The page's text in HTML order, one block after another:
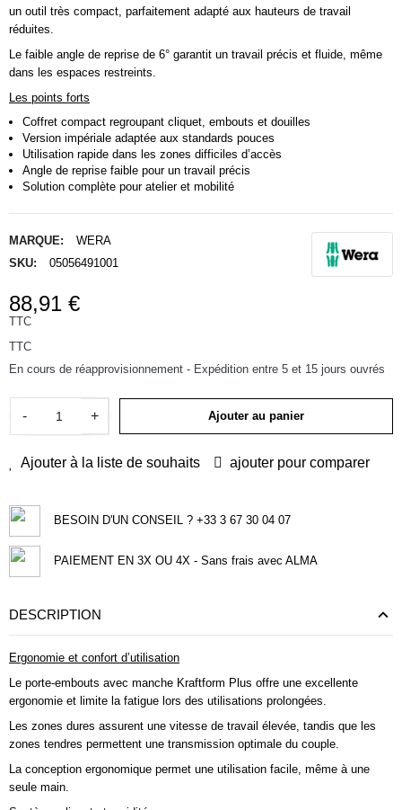
un outil très compact, parfaitement adapté aux hauteurs de travail
réduites.
Le faible angle de reprise de 6° garantit un travail précis et fluide, même
dans les espaces restreints.
Les points forts
Coffret compact regroupant cliquet, embouts et douilles
Version impériale adaptée aux standards pouces
Utilisation rapide dans les zones difficiles d’accès
Angle de reprise faible pour un travail précis
Solution complète pour atelier et mobilité
MARQUE:
WERA
SKU:
05056491001
88,91 €
TTC
TTC
En cours de réapprovisionnement - Expédition entre 5 et 15 jours ouvrés
- + Ajouter au panier
Ajouter à la liste de souhaits ajouter pour comparer
BESOIN D'UN CONSEIL ? +33 3 67 30 04 07
PAIEMENT EN 3X OU 4X - Sans frais avec ALMA
DESCRIPTION
Ergonomie et confort d’utilisation
Le porte-embouts avec manche Kraftform Plus offre une excellente
ergonomie et limite la fatigue lors des utilisations prolongées.
Les zones dures assurent une vitesse de travail élevée, tandis que les
zones tendres permettent une transmission optimale du couple.
La conception ergonomique permet une utilisation facile, même à une
seule main.